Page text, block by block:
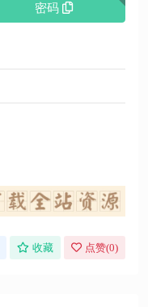
密码
收藏 点赞(0)